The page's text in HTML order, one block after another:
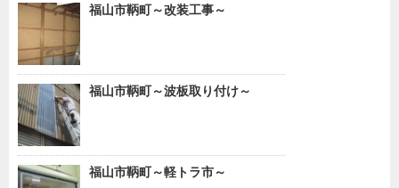
福山市鞆町～改装工事～
福山市鞆町～波板取り付け～
福山市鞆町～軽トラ市～